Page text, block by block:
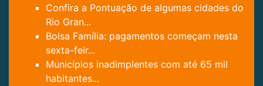
Confira a Pontuação de algumas cidades do
Rio Gran...
Bolsa Família: pagamentos começam nesta
sexta-feir...
Municípios inadimplentes com até 65 mil
habitantes...